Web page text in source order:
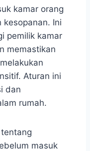
kamar orang
Ini
pemilik kamar
memastikan
Aturan ini
dan
rumah.
masuk